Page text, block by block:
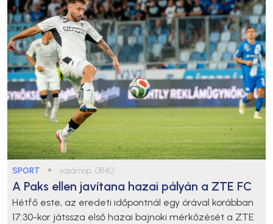
SPORT ● vasárnap, 08:40
A Paks ellen javítana hazai pályán a ZTE FC
Hétfő este, az eredeti időpontnál egy órával korábban
17:30-kor játssza első hazai bajnoki mérkőzését a ZTE